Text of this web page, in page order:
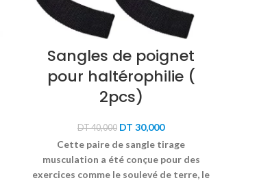
Sangles de poignet
pour haltérophilie (
2pcs)
DT40,000 Le
initial
était :
DT 40,000.
DT 30,000Le
actuel
est :
DT 30,000.
Cette paire de sangle tirage
musculation a été conçue pour des
exercices comme le soulevé de terre, le